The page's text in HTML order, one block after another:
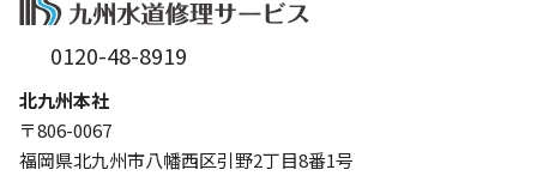
0120-48-8919
北九州本社
〒806-0067
福岡県北九州市八幡西区引野2丁目8番1号